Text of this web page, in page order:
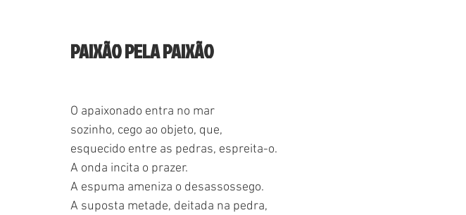
PAIXÃO PELA PAIXÃO
O apaixonado entra no mar
sozinho, cego ao objeto, que,
esquecido entre as pedras, espreita-o.
A onda incita o prazer.
A espuma ameniza o desassossego.
A suposta metade, deitada na pedra,